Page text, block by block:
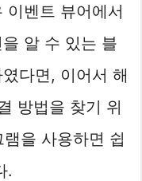
이벤트 뷰어에서
알 수 있는 블
다면, 이어서 해
방법을 찾기 위
을 사용하면 쉽
.